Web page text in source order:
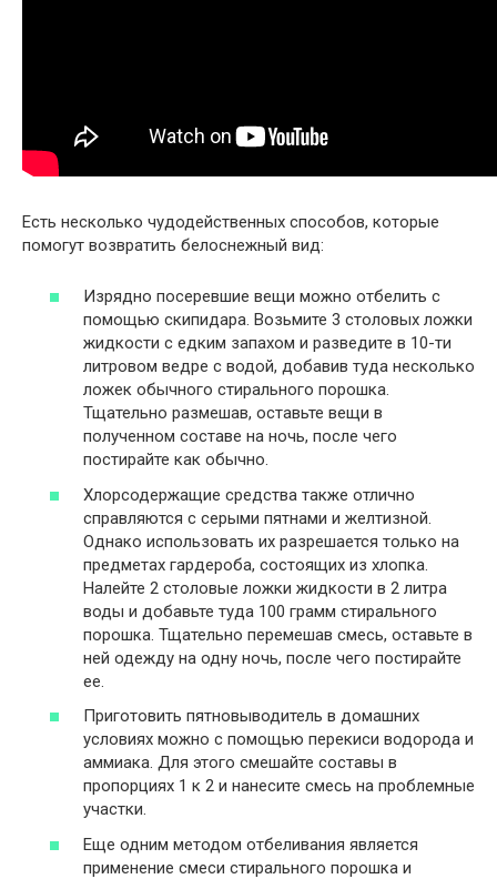
Есть несколько чудодейственных способов, которые
помогут возвратить белоснежный вид:
Изрядно посеревшие вещи можно отбелить с
помощью скипидара. Возьмите 3 столовых ложки
жидкости с едким запахом и разведите в 10-ти
литровом ведре с водой, добавив туда несколько
ложек обычного стирального порошка.
Тщательно размешав, оставьте вещи в
полученном составе на ночь, после чего
постирайте как обычно.
Хлорсодержащие средства также отлично
справляются с серыми пятнами и желтизной.
Однако использовать их разрешается только на
предметах гардероба, состоящих из хлопка.
Налейте 2 столовые ложки жидкости в 2 литра
воды и добавьте туда 100 грамм стирального
порошка. Тщательно перемешав смесь, оставьте в
ней одежду на одну ночь, после чего постирайте
ее.
Приготовить пятновыводитель в домашних
условиях можно с помощью перекиси водорода и
аммиака. Для этого смешайте составы в
пропорциях 1 к 2 и нанесите смесь на проблемные
участки.
Еще одним методом отбеливания является
применение смеси стирального порошка и